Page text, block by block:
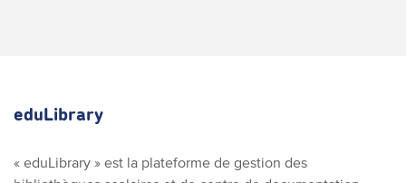
eduLibrary
« eduLibrary » est la plateforme de gestion des